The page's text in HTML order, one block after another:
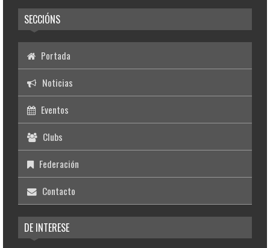
SECCIÓNS
Portada
Noticias
Eventos
Clubs
Federación
Contacto
DE INTERESE